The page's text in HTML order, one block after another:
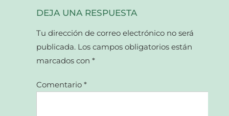
DEJA UNA RESPUESTA
Tu dirección de correo electrónico no será
publicada. Los campos obligatorios están
marcados con*
Comentario*